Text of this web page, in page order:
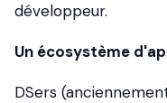
développeur.
Un écosystème
DSers